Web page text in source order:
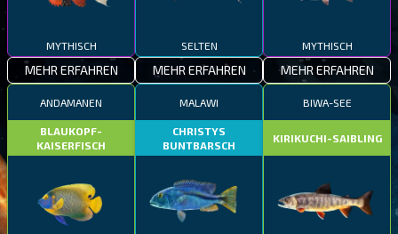
MYTHISCH
MEHR ERFAHREN
SELTEN
MEHR ERFAHREN
MYTHISCH
MEHR ERFAHREN
ANDAMANEN
BLAUKOPF-
KAISERFISCH
MALAWI
CHRISTYS
BUNTBARSCH
BIWA-SEE
KIRIKUCHI-SAIBLING